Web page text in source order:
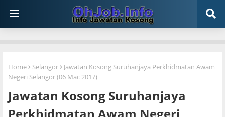
Home Selangor
Jawatan Kosong Suruhanjaya Perkhidmatan Awam
Negeri Selangor (06 Mac 2017)
Jawatan Kosong Suruhanjaya